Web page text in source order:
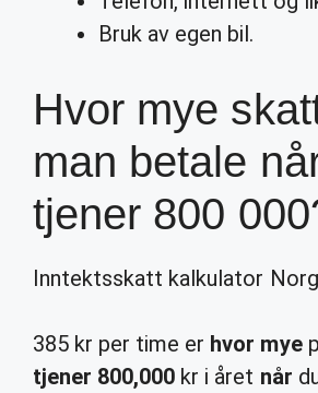
Bruk av egen bil.
Hvor mye
man betale
tjener 800
Inntektsskatt kalkulator
385 kr per time er hvor mye
tjener 800,000 kr i året når